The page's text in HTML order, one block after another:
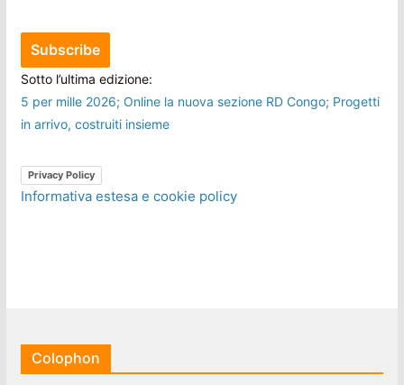
Sotto l’ultima edizione:
5 per mille 2026; Online la nuova sezione RD Congo; Progetti
in arrivo, costruiti insieme
Privacy Policy
Informativa estesa e cookie policy
Colophon